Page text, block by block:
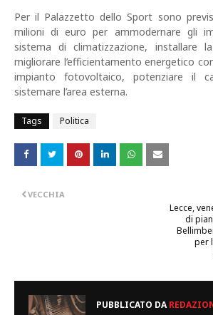
Per il Palazzetto dello Sport sono
milioni di euro per ammodernare gli
sistema di climatizzazione, installare la
migliorare l’efficientamento energetico
impianto fotovoltaico, potenziare il
sistemare l’area esterna.
Tags Politica
Lecce,
di
per
VECCHIA
PUBBLICATO DA